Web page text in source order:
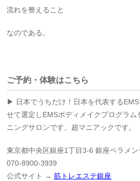
流れを整えること
なのである。
ご予約・体験はこちら
▶ 日本でうちだけ！日本を代表する
せて選定しEMSボディメイクプログラム
ニングサロンです。超マニアックです。
東京都中央区銀座1丁目3-6 銀座ベラメン
070-8900-3939
公式サイト →筋トレエステ銀座